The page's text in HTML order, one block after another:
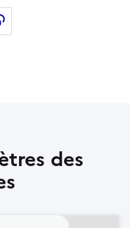
sur Instagram
des